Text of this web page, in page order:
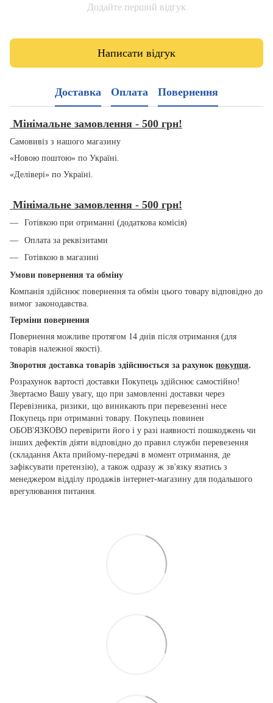
Додайте перший відгук
Написати відгук
Доставка Оплата Повернення
Мінімальне замовлення - 500 грн!
Самовивіз з нашого магазину
«Новою поштою» по Україні.
«Делівері» по Україні.
Мінімальне замовлення - 500 грн!
Готівкою при отриманні (додаткова комісія)
Оплата за реквізитами
Готівкою в магазині
Умови повернення та обміну
Компанія здійснює повернення та обмін цього товару відповідно до
вимог законодавства.
Терміни повернення
Повернення можливе протягом 14 днів після отримання (для
товарів належної якості).
Зворотня доставка товарів здійснюється за рахунок покупця.
Розрахунок вартості доставки Покупець здійснює самостійно!
Звертаємо Вашу увагу, що при замовленні доставки через
Перевізника, ризики, що виникають при перевезенні несе
Покупець при отриманні товару. Покупець повинен
ОБОВ'ЯЗКОВО перевірити його і у разі наявності пошкоджень чи
інших дефектів діяти відповідно до правил служби перевезення
(складання Акта прийому-передачі в момент отримання, де
зафіксувати претензію), а також одразу ж зв'язку язатись з
менеджером відділу продажів інтернет-магазину для подальшого
врегулювання питання.